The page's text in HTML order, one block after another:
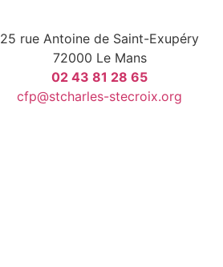
25 rue Antoine de Saint-Exupéry
72000 Le Mans
02 43 81 28 65
cfp@stcharles-stecroix.org